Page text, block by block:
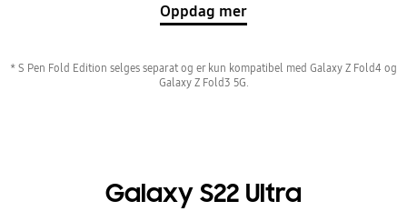
Oppdag mer
* S Pen Fold Edition selges separat og er kun kompatibel med Galaxy Z Fold4 og
Galaxy Z Fold3 5G.
Galaxy S22 Ultra